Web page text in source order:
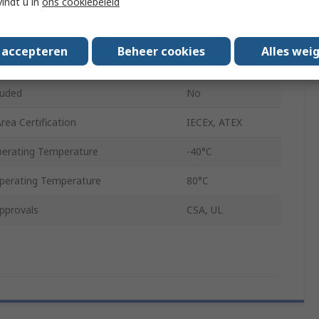
NPG
IP66, IP68
No
Certification IECEx, ATEX
Temperature -40°C
Temperature 80°C
CSA, UL
Beheer cookies Alles